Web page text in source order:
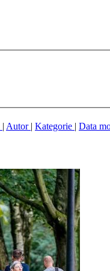
| Autor | Kategorie | Data